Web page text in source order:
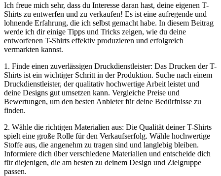
Ich freue mich sehr, dass du Interesse daran hast, deine eigenen T-
Shirts zu entwerfen und zu verkaufen! Es ist eine aufregende und
lohnende Erfahrung, die ich selbst gemacht habe. In diesem Beitrag
werde ich dir einige Tipps und Tricks zeigen, wie du deine
entworfenen T-Shirts effektiv produzieren und erfolgreich
vermarkten kannst.
1. Finde einen zuverlässigen Druckdienstleister: Das Drucken der T-
Shirts ist ein wichtiger Schritt in der Produktion. Suche nach einem
Druckdienstleister, der qualitativ hochwertige Arbeit leistet und
deine Designs gut umsetzen kann. Vergleiche Preise und
Bewertungen, um den besten Anbieter für deine Bedürfnisse zu
finden.
2. Wähle die richtigen Materialien aus: Die Qualität deiner T-Shirts
spielt eine große Rolle für den Verkaufserfolg. Wähle hochwertige
Stoffe aus, die angenehm zu tragen sind und langlebig bleiben.
Informiere dich über verschiedene Materialien und entscheide dich
für diejenigen, die am besten zu deinem Design und Zielgruppe
passen.